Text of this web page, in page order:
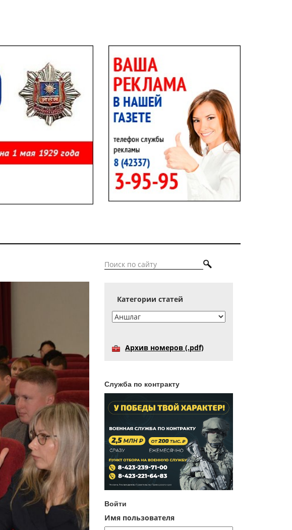
Категории статей
Архив номеров (.pdf)
Служба по контракту
Войти
Имя пользователя